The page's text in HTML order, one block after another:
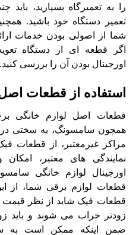
را به تعمیرگاه بسپارید،
تعمیر دستگاه خود باشید.
شما از اصولی بودن خدمات
اگر قطعه ای از دستگاه
اورجینال بودن آن را بررسی کنید.
استفاده از قطعات
قطعات اصل لوازم خانگی
همچون سامسونگ، به سختی در
مراکز غیرمعتبر، از قطعات
نمایندگی های معتبر،
اورجینال لوازم خانگی
قطعات لوازم برقی شما، از
قطعات فیک شاید از نظر قیمت
زودتر خراب می شوند و باید
ضمن اینکه ممکن است به